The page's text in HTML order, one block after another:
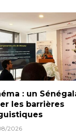
: un
les barrières
2026